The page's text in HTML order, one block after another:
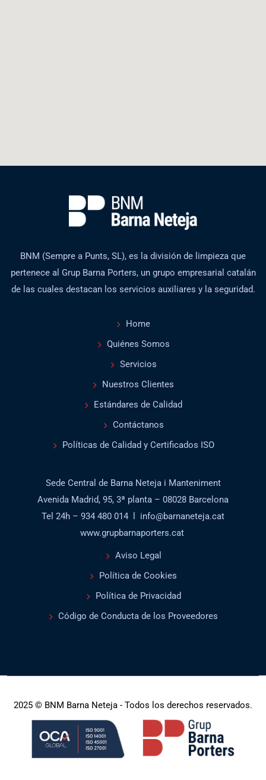
BNM (Sempre a Punts, SL), es la división de limpieza que
pertenece al Grup Barna Porters, un grupo empresarial catalán
de las cuales destacan los servicios auxiliares y la seguridad.
Home
Quiénes Somos
Servicios
Nuestros Clientes
Estándares de Calidad
Contáctanos
Políticas de Calidad y Certificados ISO
Sede Central de Barna Neteja i Manteniment
Avenida Madrid, 95, 3ª planta – 08028 Barcelona
Tel 24h – 934 480 014 l info@barnaneteja.cat
www.grupbarnaporters.cat
Aviso Legal
Política de Cookies
Política de Privacidad
Código de Conducta de los Proveedores
2025 © BNM Barna Neteja - Todos los derechos reservados.